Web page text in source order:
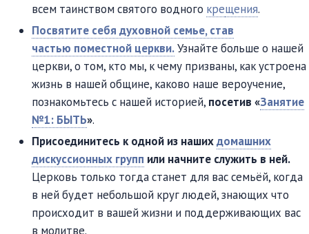
всем таинством святого водного крещения.
Посвятите себя духовной семье, став
частью поместной церкви.Узнайте больше о нашей
церкви, о том, кто мы, к чему призваны, как устроена
жизнь в нашей общине, каково наше вероучение,
познакомьтесь с нашей историей, посетив «Занятие
№1: БЫТЬ».
Присоединитесь к одной из нашихдомашних
дискуссионных групп или начните служить в ней.
Церковь только тогда станет для вас семьёй, когда
в ней будет небольшой круг людей, знающих что
происходит в вашей жизни и поддерживающих вас
в молитве.